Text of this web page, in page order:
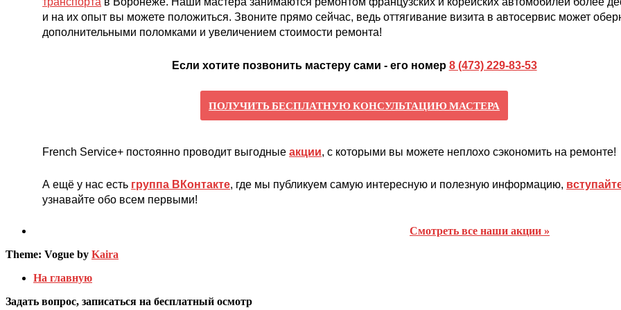
и на их опыт вы можете положиться. Звоните прямо сейчас, ведь оттягивание визита в автосервис может
дополнительными поломками и увеличением стоимости ремонта!
Если хотите позвонить мастеру сами - его номер 8 (473) 229-83-53
ПОЛУЧИТЬ БЕСПЛАТНУЮ КОНСУЛЬТАЦИЮ МАСТЕРА
French Service+ постоянно проводит выгодныеакции, с которыми вы можете неплохо сэкономить на ремонте!
А ещё у нас есть группа ВКонтакте, где мы публикуем самую интересную и полезную информацию,
узнавайте обо всем первыми!
Смотреть все наши акции »
Theme: Vogue by Kaira
На главную
Задать вопрос, записаться на бесплатный осмотр